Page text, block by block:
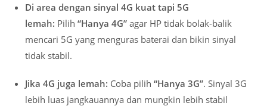
Di area dengan sinyal 4G kuat tapi 5G
lemah: Pilih“Hanya 4G” agar HP tidak bolak-balik
mencari 5G yang menguras baterai dan bikin sinyal
tidak stabil.
Jika 4G juga lemah: Coba pilih“Hanya 3G”. Sinyal 3G
lebih luas jangkauannya dan mungkin lebih stabil